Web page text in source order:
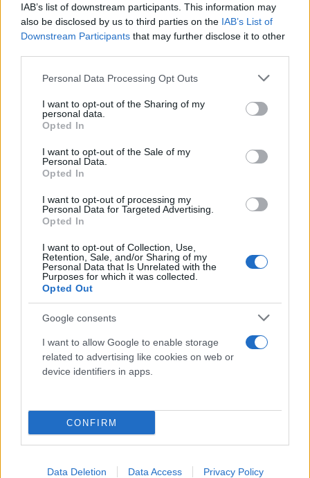
IAB’s list of downstream participants. This information may
also be disclosed by us to third parties on the IAB’s List of
Downstream Participants that may further disclose it to other
Please note that this website/app uses one or more Google
not limited to your visit or usage behaviour. You may click to
grant or deny consent to Google and its third-party tags to
use your data for below specified purposes in below Google
consent section.
Personal Data Processing Opt Outs
I want to opt-out of the Sharing of my
personal data.
Opted In
I want to opt-out of the Sale of my
Personal Data.
Opted In
I want to opt-out of processing my
Personal Data for Targeted Advertising.
Opted In
I want to opt-out of Collection, Use,
Retention, Sale, and/or Sharing of my
Personal Data that Is Unrelated with the
Purposes for which it was collected.
Opted Out
Google consents
I want to allow Google to enable storage
related to advertising like cookies on web or
device identifiers in apps.
CONFIRM
Data Deletion Data Access Privacy Policy
Παράλληλα,οι κοινωνικά υπεύθυνες επιχειρήσεις
συμβάλλουν στην ανάπτυξη και την υποστήριξη
των τοπικών κοινοτήτων στις οποίες
δραστηριοποιούνται. Μέσα από χορηγίες,
ευάλωτων ομάδων, ενισχύουν τις τοπικές
κοινωνίες και συμβάλλουν στη βιώσιμη ανάπτυξη.
Εταιρείες, όπως η Starbucks και η Microsoft, έχουν
θέσει στόχο να επενδύουν σε κοινωφελή έργα,
επιχειρήσεων.
Η σημαία της διαφάνειας και της ηθικής
συμπεριφοράς